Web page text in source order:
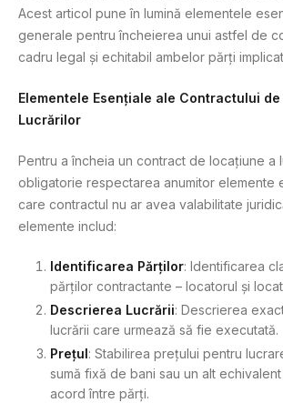
Acest articol pune în lumină elementele
generale pentru încheierea unui astfel de
cadru legal și echitabil ambelor părți
Elementele Esențiale ale Contractului
Lucrărilor
Pentru a încheia un contract de locațiune a
obligatorie respectarea anumitor elemente
care contractul nu ar avea valabilitate
elemente includ:
Identificarea Părților: Identificarea
părților contractante – locatorul și
Descrierea Lucrării: Descrierea
lucrării care urmează să fie executată.
Prețul: Stabilirea prețului pentru
sumă fixă de bani sau un alt
acord între părți.